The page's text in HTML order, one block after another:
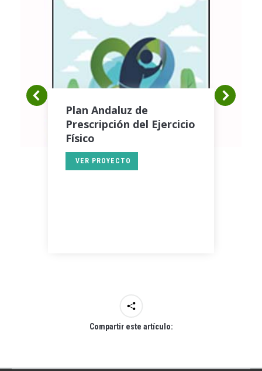
Plan Andaluz de
Prescripción del Ejercicio
Físico
VER PROYECTO
Compartir este artículo: